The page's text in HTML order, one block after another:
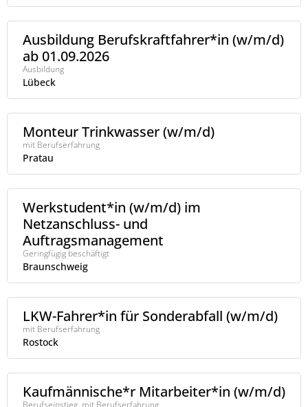
Ausbildung Berufskraftfahrer*in (w/m/d)
ab 01.09.2026
Ausbildung
Lübeck
Monteur Trinkwasser (w/m/d)
mit Berufserfahrung
Pratau
Werkstudent*in (w/m/d) im
Netzanschluss- und
Auftragsmanagement
Geringfügig beschäftigt
Braunschweig
LKW-Fahrer*in für Sonderabfall (w/m/d)
mit Berufserfahrung
Rostock
Kaufmännische*r Mitarbeiter*in (w/m/d)
Berufseinstieg, mit Berufserfahrung